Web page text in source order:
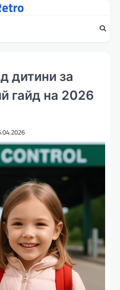
дитини за
гайд на 2026